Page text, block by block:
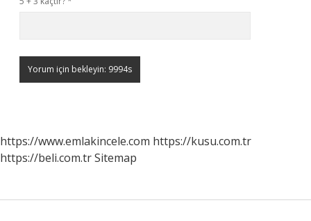
https://www.emlakincele.com https://kusu.com.tr
https://beli.com.trSitemap